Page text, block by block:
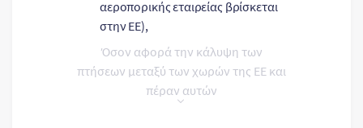
αεροπορικής εταιρείας βρίσκεται
στην ΕΕ),
Όσον αφορά την κάλυψη των
πτήσεων μεταξύ των χωρών της ΕΕ και
πέραν αυτών